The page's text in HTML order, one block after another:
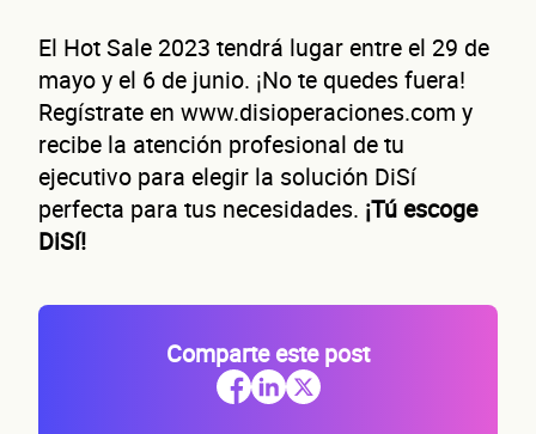
El Hot Sale 2023 tendrá lugar entre el 29 de
mayo y el 6 de junio. ¡No te quedes fuera!
Regístrate en www.disioperaciones.com y
recibe la atención profesional de tu
ejecutivo para elegir la solución DiSí
perfecta para tus necesidades. ¡Tú escoge
DiSí!
Comparte este post